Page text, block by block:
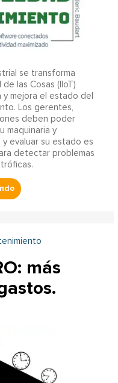
se transforma
las Cosas (IIoT)
mejora el estado del
Los gerentes,
deben poder
maquinaria y
evaluar su estado es
detectar problemas
más